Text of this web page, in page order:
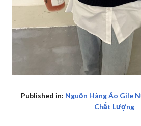
Published in: Nguồn Hàng Áo Gile
Chất Lượng